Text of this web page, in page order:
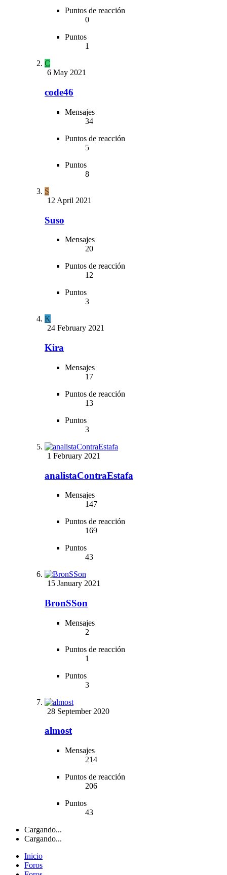
Puntos de reacción
0
Puntos
1
C
6 May 2021
code46
Mensajes
34
Puntos de reacción
5
Puntos
8
S
12 April 2021
Suso
Mensajes
20
Puntos de reacción
12
Puntos
3
K
24 February 2021
Kira
Mensajes
17
Puntos de reacción
13
Puntos
3
1 February 2021
analistaContraEstafa
Mensajes
147
Puntos de reacción
169
Puntos
43
15 January 2021
BronSSon
Mensajes
2
Puntos de reacción
1
Puntos
3
28 September 2020
almost
Mensajes
214
Puntos de reacción
206
Puntos
43
Cargando...
Cargando...
Inicio
Foros